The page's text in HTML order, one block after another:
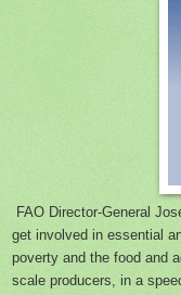
FAO Director-General
get involved in essential
poverty and the food and
scale producers, in a